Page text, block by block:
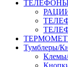
Тумблеры/